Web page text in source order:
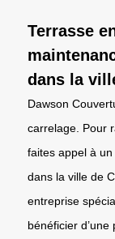
Terrasse
dans la
Dawson
carrelage. Pour
faites appel à
dans la ville de
entreprise
bénéficier